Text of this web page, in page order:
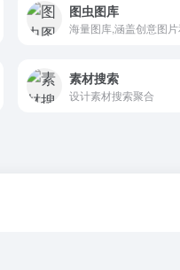
图虫图库
素材搜索
设计素材搜索聚合